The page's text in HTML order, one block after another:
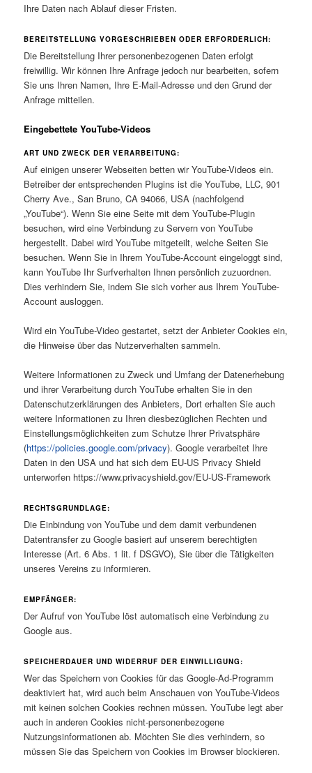
Ihre Daten nach Ablauf dieser Fristen.
BEREITSTELLUNG VORGESCHRIEBEN ODER ERFORDERLICH:
Die Bereitstellung Ihrer personenbezogenen Daten erfolgt
freiwillig. Wir können Ihre Anfrage jedoch nur bearbeiten, sofern
Sie uns Ihren Namen, Ihre E-Mail-Adresse und den Grund der
Anfrage mitteilen.
Eingebettete YouTube-Videos
ART UND ZWECK DER VERARBEITUNG:
Auf einigen unserer Webseiten betten wir YouTube-Videos ein.
Betreiber der entsprechenden Plugins ist die YouTube, LLC, 901
Cherry Ave., San Bruno, CA 94066, USA (nachfolgend
„YouTube“). Wenn Sie eine Seite mit dem YouTube-Plugin
besuchen, wird eine Verbindung zu Servern von YouTube
hergestellt. Dabei wird YouTube mitgeteilt, welche Seiten Sie
besuchen. Wenn Sie in Ihrem YouTube-Account eingeloggt sind,
kann YouTube Ihr Surfverhalten Ihnen persönlich zuzuordnen.
Dies verhindern Sie, indem Sie sich vorher aus Ihrem YouTube-
Account ausloggen.
Wird ein YouTube-Video gestartet, setzt der Anbieter Cookies ein,
die Hinweise über das Nutzerverhalten sammeln.
Weitere Informationen zu Zweck und Umfang der Datenerhebung
und ihrer Verarbeitung durch YouTube erhalten Sie in den
Datenschutzerklärungen des Anbieters, Dort erhalten Sie auch
weitere Informationen zu Ihren diesbezüglichen Rechten und
Einstellungsmöglichkeiten zum Schutze Ihrer Privatsphäre
(https://policies.google.com/privacy). Google verarbeitet Ihre
Daten in den USA und hat sich dem EU-US Privacy Shield
unterworfen https://www.privacyshield.gov/EU-US-Framework
RECHTSGRUNDLAGE:
Die Einbindung von YouTube und dem damit verbundenen
Datentransfer zu Google basiert auf unserem berechtigten
Interesse (Art. 6 Abs. 1 lit. f DSGVO), Sie über die Tätigkeiten
unseres Vereins zu informieren.
EMPFÄNGER:
Der Aufruf von YouTube löst automatisch eine Verbindung zu
Google aus.
SPEICHERDAUER UND WIDERRUF DER EINWILLIGUNG:
Wer das Speichern von Cookies für das Google-Ad-Programm
deaktiviert hat, wird auch beim Anschauen von YouTube-Videos
mit keinen solchen Cookies rechnen müssen. YouTube legt aber
auch in anderen Cookies nicht-personenbezogene
Nutzungsinformationen ab. Möchten Sie dies verhindern, so
müssen Sie das Speichern von Cookies im Browser blockieren.